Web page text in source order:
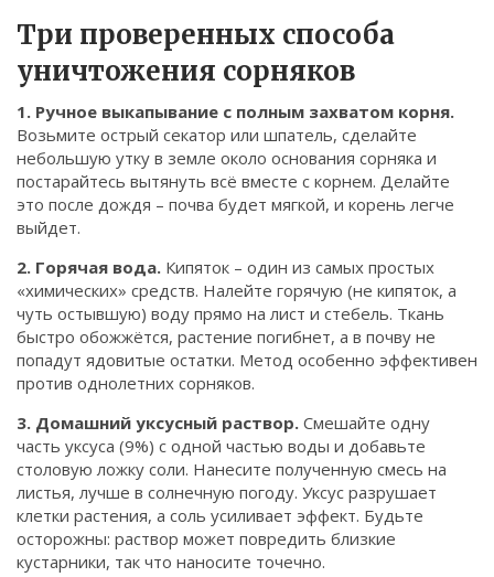
Три проверенных способа
уничтожения сорняков
1. Ручное выкапывание с полным захватом корня.
Возьмите острый секатор или шпатель, сделайте
небольшую утку в земле около основания сорняка и
постарайтесь вытянуть всё вместе с корнем. Делайте
это после дождя – почва будет мягкой, и корень легче
выйдет.
2. Горячая вода. Кипяток – один из самых простых
«химических» средств. Налейте горячую (не кипяток, а
чуть остывшую) воду прямо на лист и стебель. Ткань
быстро обожжётся, растение погибнет, а в почву не
попадут ядовитые остатки. Метод особенно эффективен
против однолетних сорняков.
3. Домашний уксусный раствор. Смешайте одну
часть уксуса (9%) с одной частью воды и добавьте
столовую ложку соли. Нанесите полученную смесь на
листья, лучше в солнечную погоду. Уксус разрушает
клетки растения, а соль усиливает эффект. Будьте
осторожны: раствор может повредить близкие
кустарники, так что наносите точечно.